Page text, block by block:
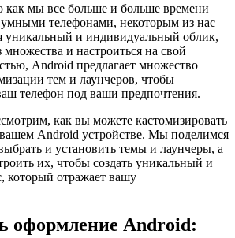
как мы все больше и больше времени
телефонами, некоторым из нас
уникальный и индивидуальный облик,
и настроиться на свой
Android предлагает множество
тем и лаунчеров, чтобы
телефон под ваши предпочтения.
как вы можете кастомизировать
Android устройстве. Мы поделимся
и установить темы и лаунчеры, а
их, чтобы создать уникальный и
который отражает вашу
оформление Android: